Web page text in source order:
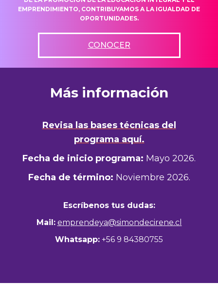
EMPRENDIMIENTO, CONTRIBUYAMOS A LA IGUALDAD DE
OPORTUNIDADES.
CONOCER
Más información
Revisa las bases técnicas del
programa aquí.
Fecha de inicio programa: Mayo 2026.
Fecha de término: Noviembre 2026.
Escríbenos tus dudas:
Mail: emprendeya@simondecirene.cl
Whatsapp: +56 9 84380755